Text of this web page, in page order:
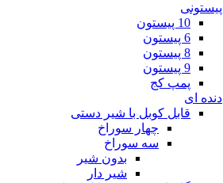
پیستونی
10 پیستون
6 پیستون
8 پیستون
9 پیستون
پمپ کج
دنده ای
قابل کوبل با شیر دستی
چهار سوراخ
سه سوراخ
بدون شیر
شیر دار